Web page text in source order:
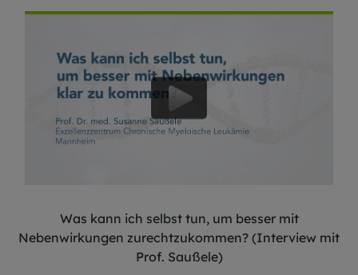
Was kann ich selbst tun, um besser mit
Nebenwirkungen zurechtzukommen? (Interview mit
Prof. Saußele)